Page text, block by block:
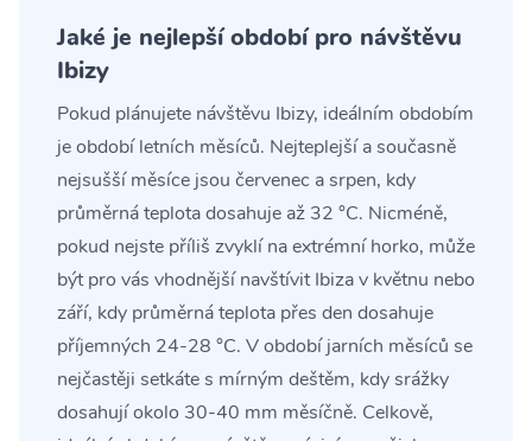
Jaké je nejlepší období pro návštěvu
Ibizy
Pokud plánujete návštěvu Ibizy, ideálním obdobím
je období letních měsíců. Nejteplejší a současně
nejsušší měsíce jsou červenec a srpen, kdy
průměrná teplota dosahuje až 32 °C. Nicméně,
pokud nejste příliš zvyklí na extrémní horko, může
být pro vás vhodnější navštívit Ibiza v květnu nebo
září, kdy průměrná teplota přes den dosahuje
příjemných 24-28 °C. V období jarních měsíců se
nejčastěji setkáte s mírným deštěm, kdy srážky
dosahují okolo 30-40 mm měsíčně. Celkově,